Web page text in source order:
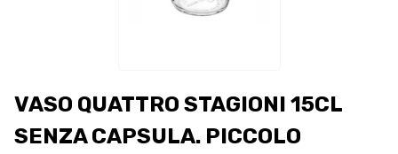
VASO QUATTRO STAGIONI 15CL
SENZA CAPSULA. PICCOLO